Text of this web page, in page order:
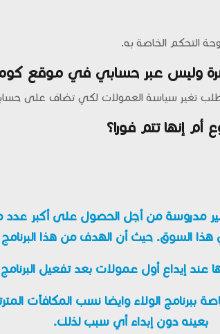
التحكم الخاصة به.
وليس عبر حسابي في موقع
طلب تغير سياسة العمولات لكي تضاف على
إنها تتم فورا؟
مدروسة من أجل الحصول على أكبر عدد
هذا السوق. حيث أن الهدف من هذا
عند إيداع أول عمولات بعد تفعيل
الولاء وايضا نسب المكافآت
بعينه دون إبداء أي سبب لذلك.